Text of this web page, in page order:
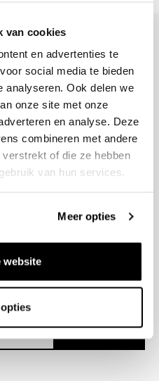
van cookies
en advertenties te
social media te bieden
analyseren. Ook delen we
onze site met onze
en analyse. Deze
combineren met andere
of die ze hebben
van hun services.
Meer opties
website